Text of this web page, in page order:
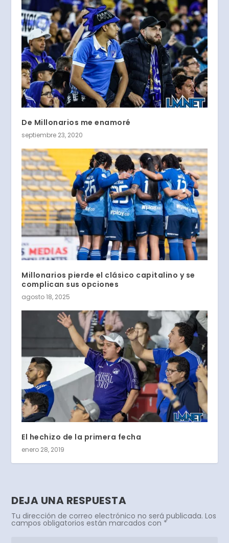
De Millonarios me enamoré
septiembre 23, 2020
Millonarios pierde el clásico capitalino y se
complican sus opciones
agosto 18, 2025
El hechizo de la primera fecha
enero 28, 2019
DEJA UNA RESPUESTA
Tu dirección de correo electrónico no será publicada. Los
campos obligatorios están marcados con *